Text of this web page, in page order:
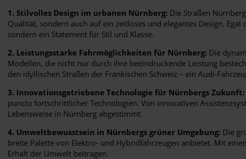
1. Stilvolles Design im urbanen Nürnberg: Die Straßen
Qualität, sondern auch auf ein zeitloses und elegantes Design.
sondern ein Statement für Stil und Klasse.
2. Leistungsstarke Fahrmöglichkeiten für Nürnberg: Die
Modellen, die nicht nur durch ihre beeindruckende Leistung
den idyllischen Straßen der Fränkischen Schweiz – ein Audi-
3. Innovationsgetriebene Technologie für Nürnbergs Zukunft:
puncto fortschrittlicher Technologien. Von innovativen
Lebensweise in Nürnberg abgestimmt.
4. Umweltbewusstsein in Nürnbergs grüner Umgebung: Die
breite Palette von Elektro- und Hybridfahrzeugen anbietet. Mit
Erhalt der Umwelt beitragen.